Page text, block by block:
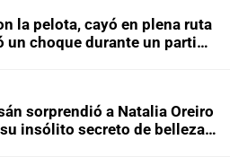
extremo: 13 provincias están
bajas
108 años y celebró la
que son parte de su historia
la pelota, cayó en plena ruta
un choque durante un partido
sorprendió a Natalia Oreiro
insólito secreto de belleza: